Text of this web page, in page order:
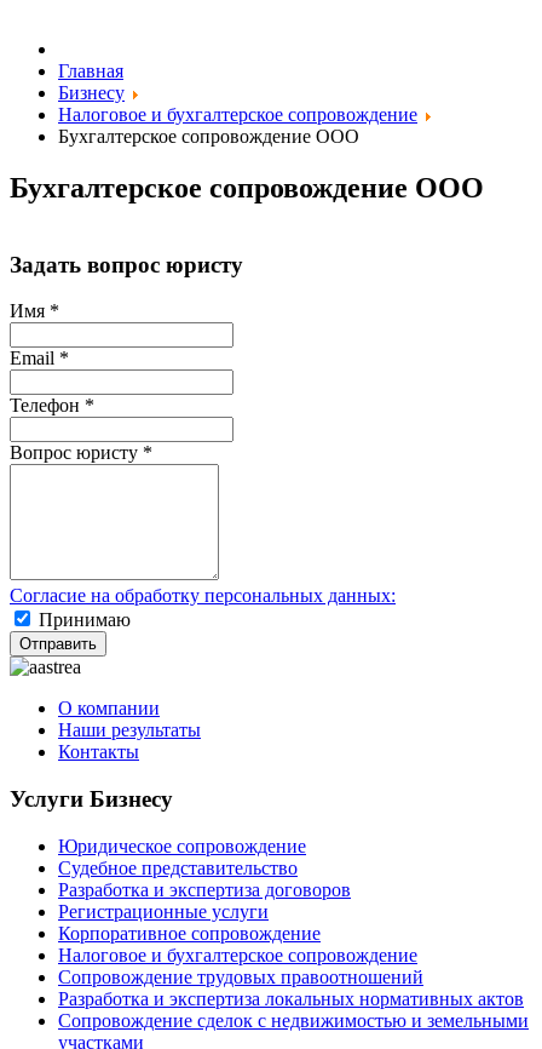
Главная
Бизнесу
Налоговое и бухгалтерское сопровождение
Бухгалтерское сопровождение ООО
Бухгалтерское сопровождение ООО
Задать вопрос юристу
Имя *
Email *
Телефон *
Вопрос юристу *
Согласие на обработку персональных данных:
Принимаю
Отправить
О компании
Наши результаты
Контакты
Услуги Бизнесу
Юридическое сопровождение
Судебное представительство
Разработка и экспертиза договоров
Регистрационные услуги
Корпоративное сопровождение
Налоговое и бухгалтерское сопровождение
Сопровождение трудовых правоотношений
Разработка и экспертиза локальных нормативных актов
Сопровождение сделок с недвижимостью и земельными
участками